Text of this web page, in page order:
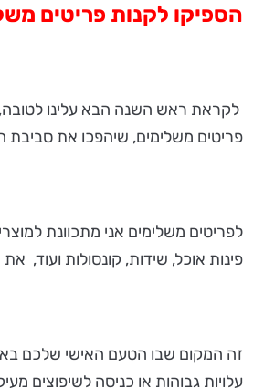
הספיקו לקנות פריטים
לקראת ראש השנה הבא עלינו לטובה,
פריטים משלימים, שיהפכו את סביבת
לפריטים משלימים אני מתכוונת
פינות אוכל, שידות, קונסולות ועוד,
זה המקום שבו הטעם האישי שלכם בא
עלויות גבוהות או כניסה לשיפוצים